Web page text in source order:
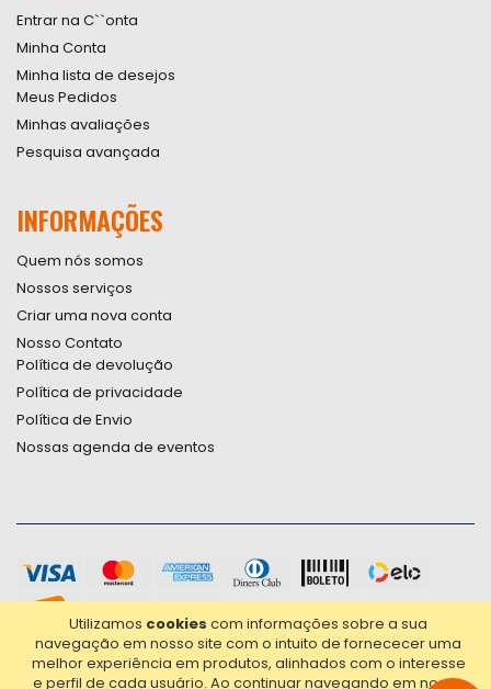
Utilizamos cookies com informações sobre a sua
navegação em nosso site com o intuito de fornececer uma
melhor experiência em produtos, alinhados com o interesse
e perfil de cada usuário. Ao continuar navegando em nosso
Entrar na C``onta
Minha Conta
Minha lista de desejos
Meus Pedidos
Minhas avaliações
Pesquisa avançada
INFORMAÇÕES
Quem nós somos
Nossos serviços
Criar uma nova conta
Nosso Contato
Política de devolução
Política de privacidade
Política de Envio
Nossas agenda de eventos